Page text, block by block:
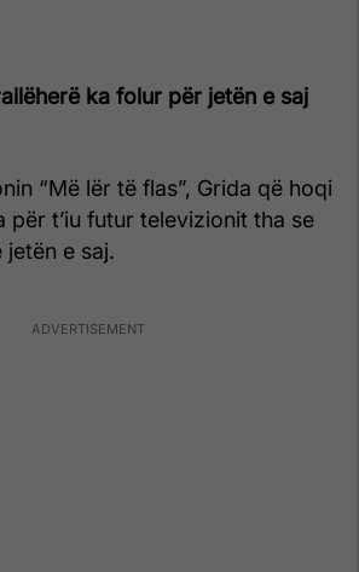
ka folur për jetën e saj
“Më lër të flas”, Grida që hoqi
për t’iu futur televizionit tha se
jetën e saj.